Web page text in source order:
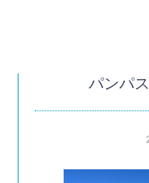
パンパ